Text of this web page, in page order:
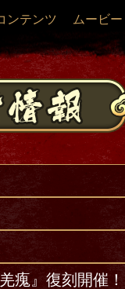
ンテンツ ムービー
瘣』復刻開催！